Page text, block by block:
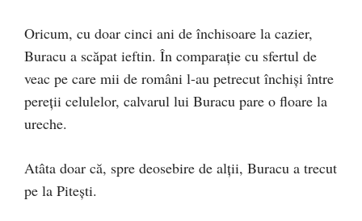
Oricum, cu doar cinci ani de închisoare la cazier,
Buracu a scăpat ieftin. În comparație cu sfertul de
veac pe care mii de români l-au petrecut închiși între
pereții celulelor, calvarul lui Buracu pare o floare la
ureche.
Atâta doar că, spre deosebire de alții, Buracu a trecut
pe la Pitești.